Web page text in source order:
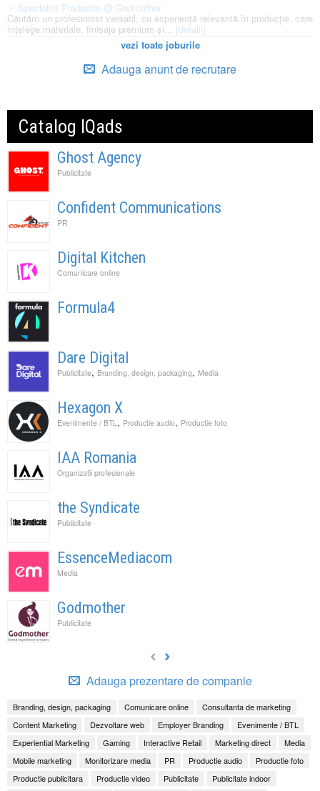
Specialist Productie @ Godmother
Căutăm un profesionist versatil, cu experiență relevantă în producție, care
înțelege materiale, finisaje premium și... [detalii]
vezi toate joburile
Adauga anunt de recrutare
Catalog IQads
Ghost Agency
Publicitate
Confident Communications
PR
Digital Kitchen
Comunicare online
Formula4
Dare Digital
Publicitate, Branding, design, packaging, Media
Hexagon X
Evenimente / BTL, Productie audio, Productie foto
IAA Romania
Organizatii profesionale
the Syndicate
Publicitate
EssenceMediacom
Media
Godmother
Publicitate
Adauga prezentare de companie
Branding, design, packaging Comunicare online
Consultanta de marketing
Content Marketing
Dezvoltare web Employer Branding
Evenimente / BTL
Experiential Marketing
Gaming Interactive Retail Marketing direct
Media
Mobile marketing
Monitorizare media PR Productie audio
Productie foto
Productie publicitara
Productie video Publicitate
Publicitate indoor